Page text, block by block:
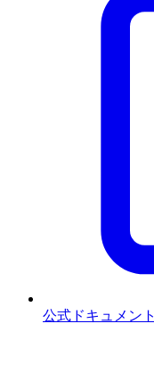
公式ドキュメント